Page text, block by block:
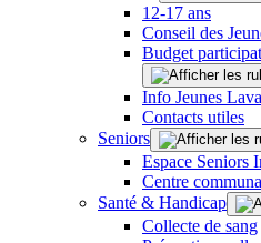
12-17 ans
Conseil des
Budget
Info Jeunes
Contacts utiles
Seniors
Espace Seniors
Centre
Santé & Handicap
Collecte de sang